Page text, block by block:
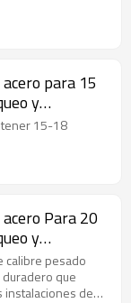
para 15
y
y
de
15-18
Para 20
y
de
de
calibre pesado
que
instalaciones de